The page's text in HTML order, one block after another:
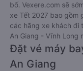
bố. Vexere.com sẽ
xe Tết 2027 bao gồm
các hãng xe khách đi
An Giang - Vĩnh Long
Đặt vé máy
An Giang